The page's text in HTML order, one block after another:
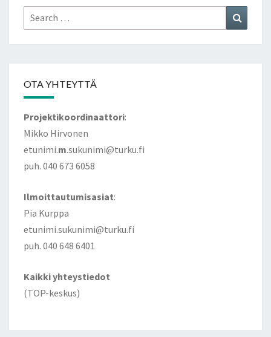
Search
for:
OTA YHTEYTTÄ
Projektikoordinaattori:
Mikko Hirvonen
etunimi.m.sukunimi@turku.fi
puh. 040 673 6058
Ilmoittautumisasiat:
Pia Kurppa
etunimi.sukunimi@turku.fi
puh. 040 648 6401
Kaikki yhteystiedot
(TOP-keskus)